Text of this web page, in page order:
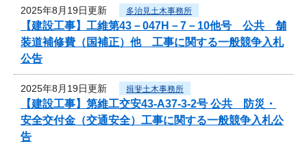
2025年8月19日更新 多治見土木事務所
【建設工事】工維第43－047H－7－10他号 公共 舗
装道補修費（国補正）他 工事に関する一般競争入札
公告
2025年8月19日更新 揖斐土木事務所
【建設工事】第維工交安43-A37-3-2号 公共 防災・
安全交付金（交通安全）工事に関する一般競争入札公
告